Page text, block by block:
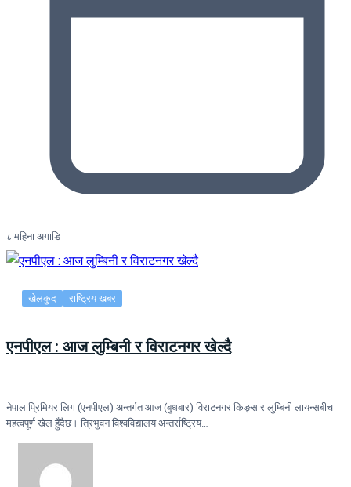
८ महिना अगाडि
खेलकुद राष्ट्रिय खबर
एनपीएल : आज लुम्बिनी र विराटनगर खेल्दै
नेपाल प्रिमियर लिग (एनपीएल) अन्तर्गत आज (बुधबार) विराटनगर किङ्स र लुम्बिनी लायन्सबीच
महत्वपूर्ण खेल हुँदैछ। त्रिभुवन विश्वविद्यालय अन्तर्राष्ट्रिय…